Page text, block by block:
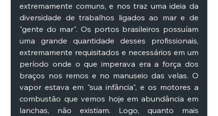
extremamente comuns, e nos traz uma ideia da
diversidade de trabalhos ligados ao mar e de
"gente do mar". Os portos brasileiros possuíam
uma grande quantidade desses profissionais,
extremamente requisitados e necessários em um
período onde o que imperava era a força dos
braços nos remos e no manuseio das velas. O
vapor estava em "sua infância", e os motores a
combustão que vemos hoje em abundância em
lanchas, não existiam. Logo, quanto mais